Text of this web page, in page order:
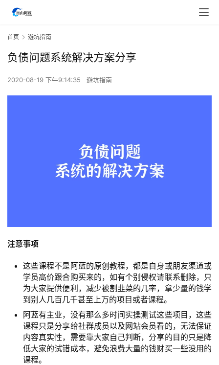
首页 避坑指南
负债问题系统解决方案分享
2020-08-19 下午9:14:35 避坑指南
​注意事项
这些课程不是阿蓝的原创教程，都是自身或朋友渠道或
学员高价跟合购买来的，如有个别侵权请联系删除，只
为大家提供便利，减少被割韭菜的几率，拿少量的钱学
到别人几百几千甚至上万的项目或者课程。
阿蓝有主业，没有那么多时间实操测试这些项目，这些
课程只是分享给社群成员以及网站会员看的，无法保证
内容真实性，需要靠大家自己判断，分享的目的只是降
低大家的试错成本，避免浪费大量的钱财买一些没用的
课程。